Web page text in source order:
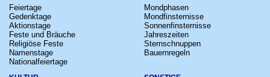
Feiertage
Gedenktage
Aktionstage
Feste und Bräuche
Religiöse Feste
Namenstage
Nationalfeiertage
Mondphasen
Mondfinsternisse
Sonnenfinsternisse
Jahreszeiten
Sternschnuppen
Bauernregeln